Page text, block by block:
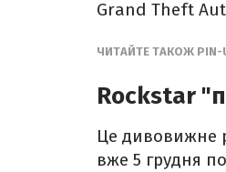
Grand Theft
ЧИТАЙТЕ ТАКОЖ PIN-
Rockstar
Це дивовижне
вже 5 грудня